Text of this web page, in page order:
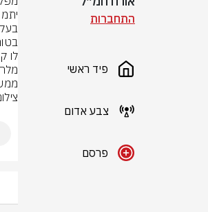
התחברות
פיד ראשי
צבע אדום
פרסם